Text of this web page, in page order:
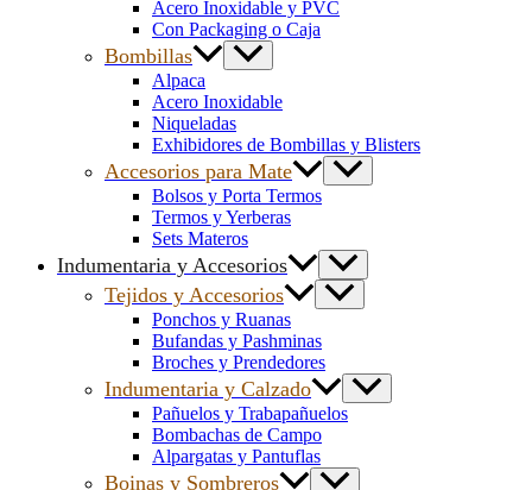
Acero Inoxidable y PVC
Con Packaging o Caja
Bombillas
Alpaca
Acero Inoxidable
Niqueladas
Exhibidores de Bombillas y Blisters
Accesorios para Mate
Bolsos y Porta Termos
Termos y Yerberas
Sets Materos
Indumentaria y Accesorios
Tejidos y Accesorios
Ponchos y Ruanas
Bufandas y Pashminas
Broches y Prendedores
Indumentaria y Calzado
Pañuelos y Trabapañuelos
Bombachas de Campo
Alpargatas y Pantuflas
Boinas y Sombreros